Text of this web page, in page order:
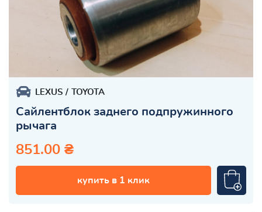
LEXUS TOYOTA
Сайлентблок заднего подпружинного
рычага
851.00 ₴
купить в 1 клик